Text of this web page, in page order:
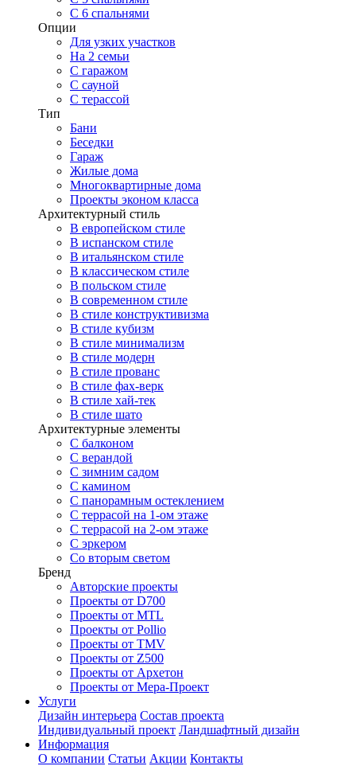
С 6 спальнями
Опции
Для узких участков
На 2 семьи
С гаражом
С сауной
С терассой
Тип
Бани
Беседки
Гараж
Жилые дома
Многоквартирные дома
Проекты эконом класса
Архитектурный стиль
В европейском стиле
В испанском стиле
В итальянском стиле
В классическом стиле
В польском стиле
В современном стиле
В стиле конструктивизма
В стиле кубизм
В стиле минимализм
В стиле модерн
В стиле прованс
В стиле фах-верк
В стиле хай-тек
В стиле шато
Архитектурные элементы
С балконом
С верандой
С зимним садом
С камином
С панорамным остеклением
С террасой на 1-ом этаже
С террасой на 2-ом этаже
С эркером
Со вторым светом
Бренд
Авторские проекты
Проекты от D700
Проекты от MTL
Проекты от Pollio
Проекты от TMV
Проекты от Z500
Проекты от Архетон
Проекты от Мера-Проект
Услуги
Дизайн интерьера Состав проекта
Индивидуальный проект Ландшафтный дизайн
Информация
О компании Статьи Акции Контакты